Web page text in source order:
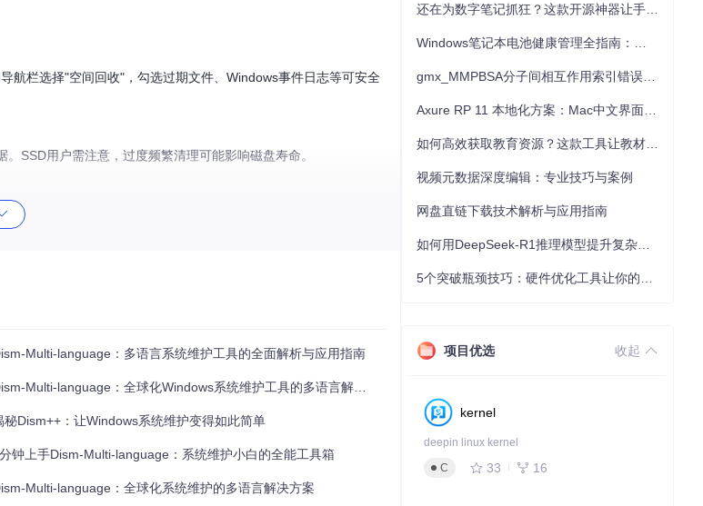
航栏选择"空间回收"，勾选过期文件、Windows事件日志等可安全
SSD用户需注意，过度频繁清理可能影响磁盘寿命。
菜单选择"系统备份"，指定WIM/ESD格式存储路径，工具会自动完
，应对系统无法启动的紧急情况。
ISO/ESD安装技术
础操作到高级技巧的完整指南，用户可通过www.chuyu.me/zh-Ha
Multi-language：多语言系统维护工具的全面解析与应用指南
Multi-language：全球化Windows系统维护工具的多语言解决方案
秘Dism++：让Windows系统维护变得如此简单
钟上手Dism-Multi-language：系统维护小白的全能工具箱
Multi-language：全球化系统维护的多语言解决方案
视频元数据深度编辑：专业技巧与案例
网盘直链下载技术解析与应用指南
项目优选 收起
kernel
deepin linux kernel
C
33 16